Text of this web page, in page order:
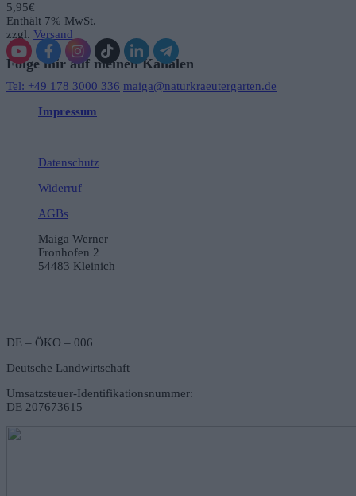
5,95€
Enthält 7% MwSt.
zzgl. Versand
Folge mir auf meinen Kanälen
Tel: +49 178 3000 336 maiga@naturkraeutergarten.de
Impressum
Datenschutz
Widerruf
AGBs
Maiga Werner
Fronhofen 2
54483 Kleinich
DE – ÖKO – 006
Deutsche Landwirtschaft
Umsatzsteuer-Identifikationsnummer:
DE 207673615